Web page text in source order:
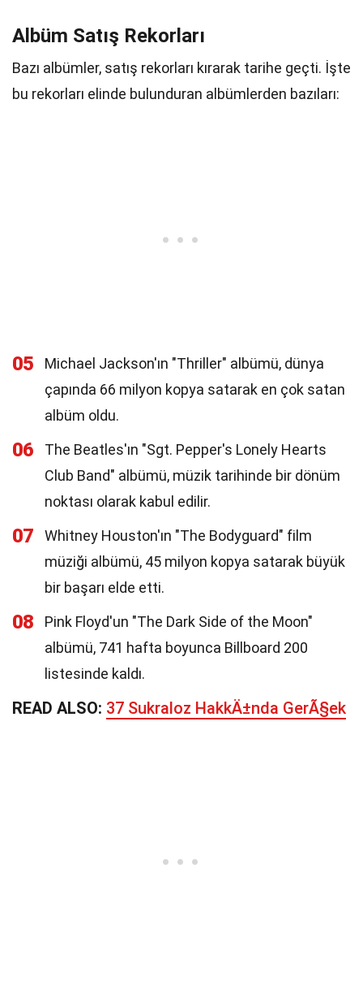
Albüm Satış Rekorları
Bazı albümler, satış rekorları kırarak tarihe geçti. İşte
bu rekorları elinde bulunduran albümlerden bazıları:
05
Michael Jackson'ın "Thriller" albümü, dünya
çapında 66 milyon kopya satarak en çok satan
albüm oldu.
06
The Beatles'ın "Sgt. Pepper's Lonely Hearts
Club Band" albümü, müzik tarihinde bir dönüm
noktası olarak kabul edilir.
07
Whitney Houston'ın "The Bodyguard" film
müziği albümü, 45 milyon kopya satarak büyük
bir başarı elde etti.
08
Pink Floyd'un "The Dark Side of the Moon"
albümü, 741 hafta boyunca Billboard 200
listesinde kaldı.
READ ALSO: 37 Sukraloz HakkÄ±nda GerÃ§ek